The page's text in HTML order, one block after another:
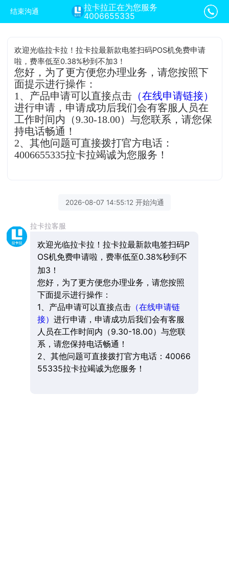
结束沟通
拉卡拉正在为您服务
4006655335
欢迎光临拉卡拉！拉卡拉最新款电签扫码POS机免费申请
啦，费率低至0.38%秒到不加3！
您好，为了更方便您办理业务，请您按照下
面提示进行操作：
1、产品申请可以直接点击 （在线申请链接）
进行申请，申请成功后我们会有客服人员在
工作时间内（9.30-18.00）与您联系，请您保
持电话畅通！
2、其他问题可直接拨打官方电话：
4006655335拉卡拉竭诚为您服务！
2026-08-07 14:55:12 开始沟通
拉卡拉客服
欢迎光临拉卡拉！拉卡拉最新款电签扫码P
OS机免费申请啦，费率低至0.38%秒到不
加3！
您好，为了更方便您办理业务，请您按照
下面提示进行操作：
1、产品申请可以直接点击（在线申请链
接） 进行申请，申请成功后我们会有客服
人员在工作时间内（9.30-18.00）与您联
系，请您保持电话畅通！
2、其他问题可直接拨打官方电话：40066
55335拉卡拉竭诚为您服务！